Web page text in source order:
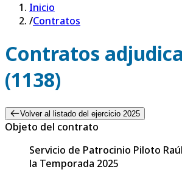
Inicio
/Contratos
Contratos
(1138)
Volver al listado del ejercicio 2025
Objeto del contrato
Servicio de Patrocinio Piloto
la Temporada 2025